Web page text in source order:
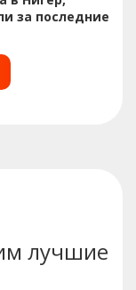
за последние
лучшие